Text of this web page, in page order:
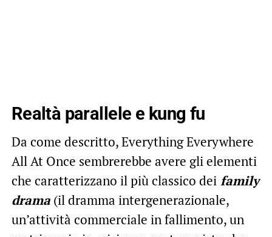
Realtà parallele e kung fu
Da come descritto, Everything Everywhere
All At Once sembrerebbe avere gli elementi
che caratterizzano il più classico deifamily
drama(il dramma intergenerazionale,
un’attività commerciale in fallimento, un